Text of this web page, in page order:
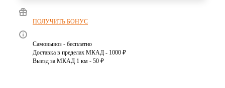
ПОЛУЧИТЬ БОНУС
Самовывоз - бесплатно
Доставка в пределах МКАД - 1000 ₽
Выезд за МКАД 1 км - 50 ₽